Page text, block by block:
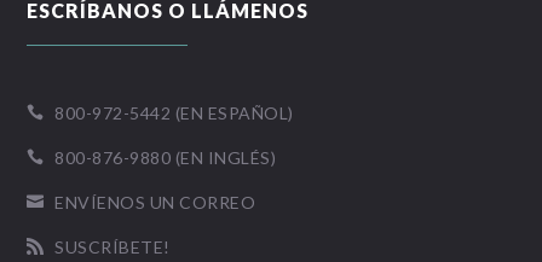
ESCRÍBANOS O LLÁMENOS
 800-972-5442 (EN ESPAÑOL)
 800-876-9880 (EN INGLÉS)
 ENVÍENOS UN CORREO
 SUSCRÍBETE!